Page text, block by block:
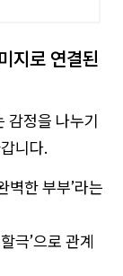
지로 연결된
감정을 나누기
니다.
벽한 부부’라는
극’으로 관계